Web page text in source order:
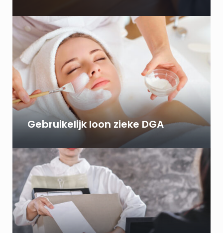
Gebruikelijk loon zieke DGA